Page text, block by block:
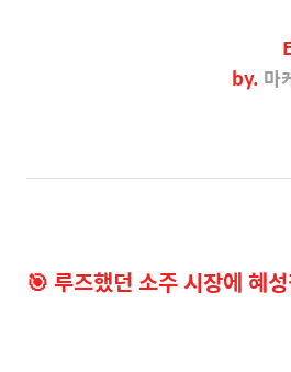
by. 마
🎯루즈했던 소주 시장에 혜